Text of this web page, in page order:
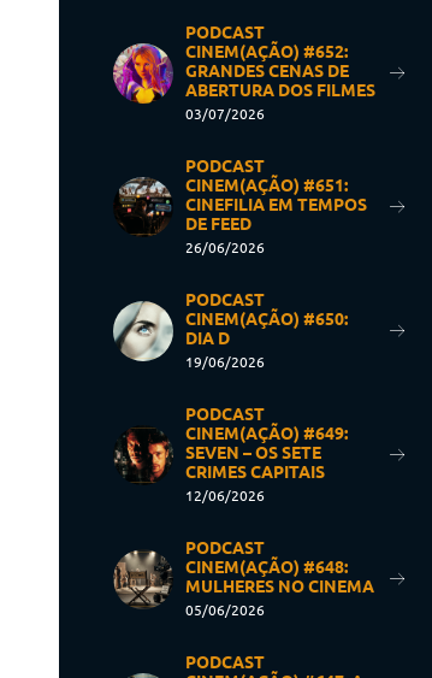
PODCAST
CINEM(AÇÃO) #652:
GRANDES CENAS DE
ABERTURA DOS FILMES
03/07/2026
PODCAST
CINEM(AÇÃO) #651:
CINEFILIA EM TEMPOS
DE FEED
26/06/2026
PODCAST
CINEM(AÇÃO) #650:
DIA D
19/06/2026
PODCAST
CINEM(AÇÃO) #649:
SEVEN – OS SETE
CRIMES CAPITAIS
12/06/2026
PODCAST
CINEM(AÇÃO) #648:
MULHERES NO CINEMA
05/06/2026
PODCAST